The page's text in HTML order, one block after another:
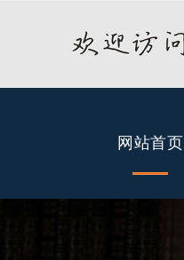
网站首页